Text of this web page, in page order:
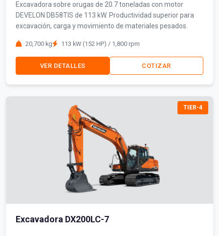
Excavadora sobre orugas de 20.7 toneladas con motor
DEVELON DB58TIS de 113 kW. Productividad superior para
excavación, carga y movimiento de materiales pesados.
20,700 kg 113 kW (152 HP) / 1,800 rpm
VER DETALLES COTIZAR
TIER-4
Excavadora DX200LC-7